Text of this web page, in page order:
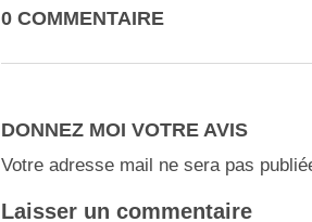
0 COMMENTAIRE
DONNEZ MOI VOTRE AVIS
Votre adresse mail ne sera pas
Laisser un commentaire